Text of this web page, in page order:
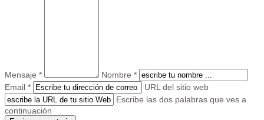
Mensaje *
Nombre *
Email *
URL del sitio web
Escribe las dos palabras que ves a
continuación